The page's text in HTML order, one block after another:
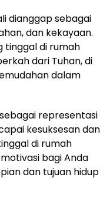
dianggap sebagai
dan kekayaan.
tinggal di rumah
dari Tuhan, di
dalam
representasi
kesuksesan dan
di rumah
bagi Anda
dan tujuan hidup